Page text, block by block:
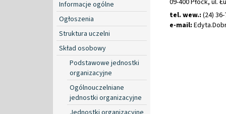
Informacje ogólne
Ogłoszenia
Struktura uczelni
Skład osobowy
Podstawowe jednostki
organizacyjne
Ogólnouczelniane
jednostki organizacyjne
tel. wew.: (24)
e-mail: Edyta.